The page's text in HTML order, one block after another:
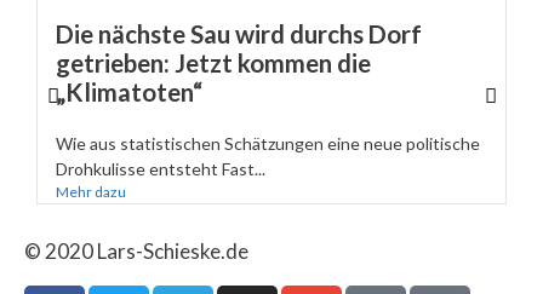
Die nächste Sau wird durchs Dorf
getrieben: Jetzt kommen die
„Klimatoten“
Wie aus statistischen Schätzungen eine neue politische
Drohkulisse entsteht Fast...
Mehr dazu
© 2020 Lars-Schieske.de